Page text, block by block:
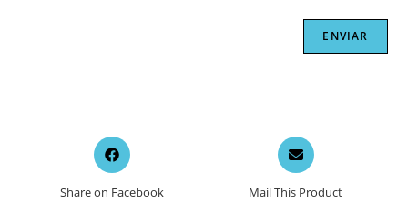
Opens
in
new
Share on Facebook
Opens
in
a
new
Mail This Product